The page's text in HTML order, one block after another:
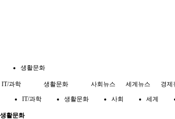
생활문화
IT/과학
IT/과학
생활문화
생활문화
사회뉴스
사회
세계뉴스
세계
경제
생활문화